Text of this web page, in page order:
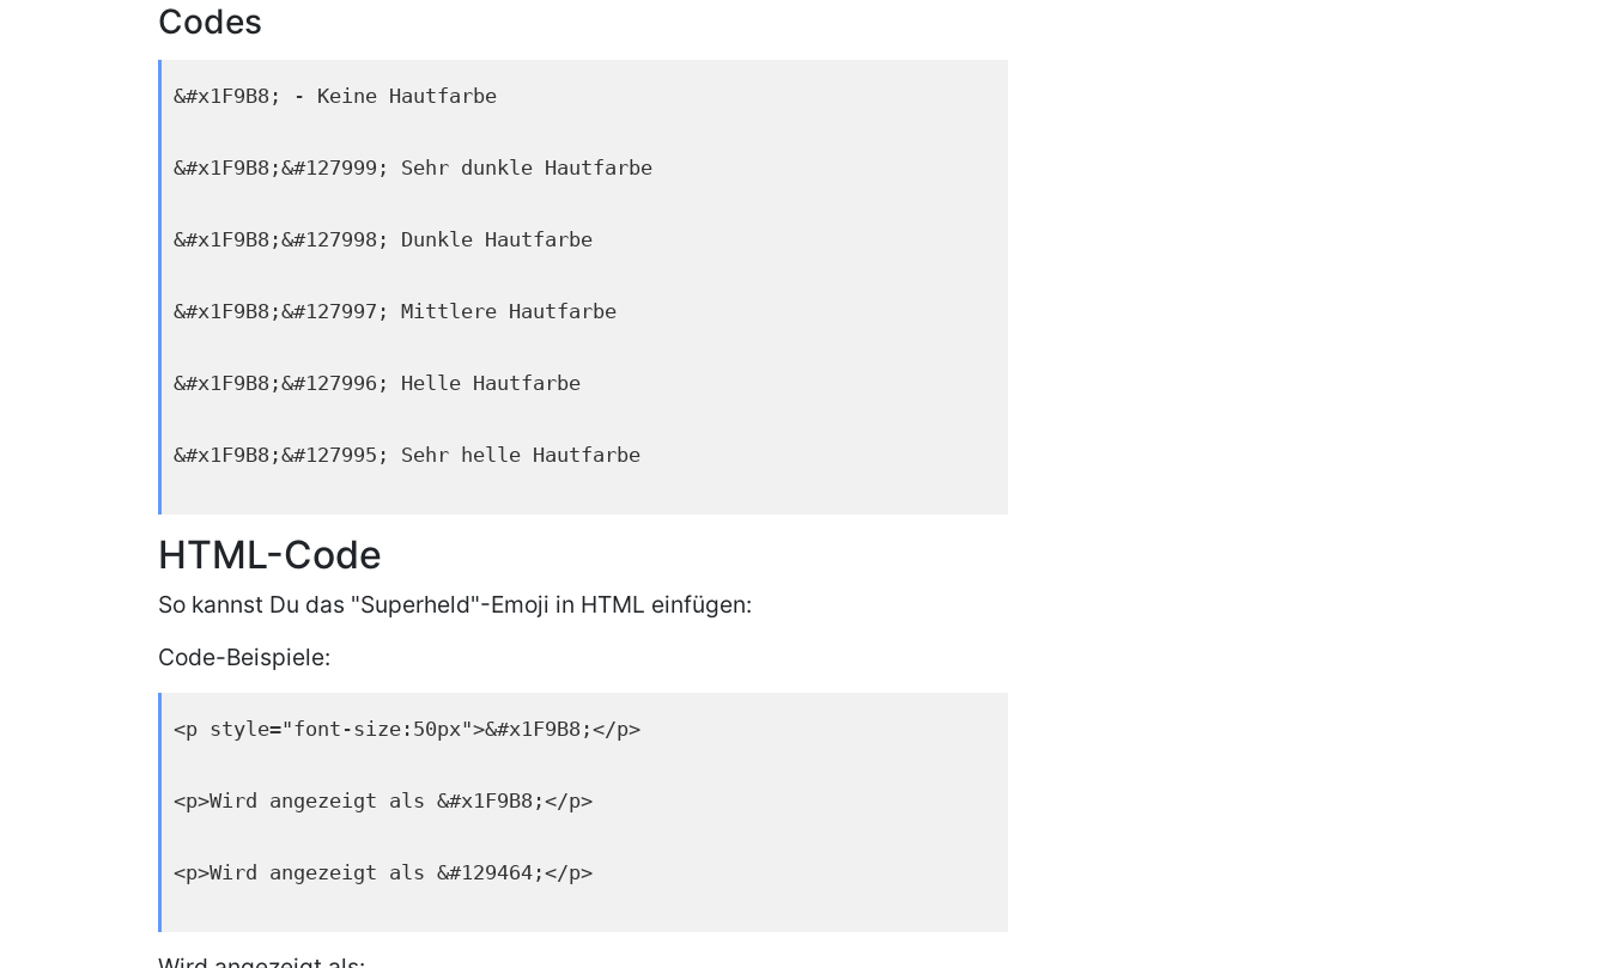
Codes
&#x1F9B8; - Keine Hautfarbe
&#x1F9B8;&#127999; Sehr dunkle Hautfarbe
&#x1F9B8;&#127998; Dunkle Hautfarbe
&#x1F9B8;&#127997; Mittlere Hautfarbe
&#x1F9B8;&#127996; Helle Hautfarbe
&#x1F9B8;&#127995; Sehr helle Hautfarbe
HTML-Code
So kannst Du das "Superheld"-Emoji in HTML einfügen:
Code-Beispiele:
<p style="font-size:50px">&#x1F9B8;</p>
<p>Wird angezeigt als &#x1F9B8;</p>
<p>Wird angezeigt als &#129464;</p>